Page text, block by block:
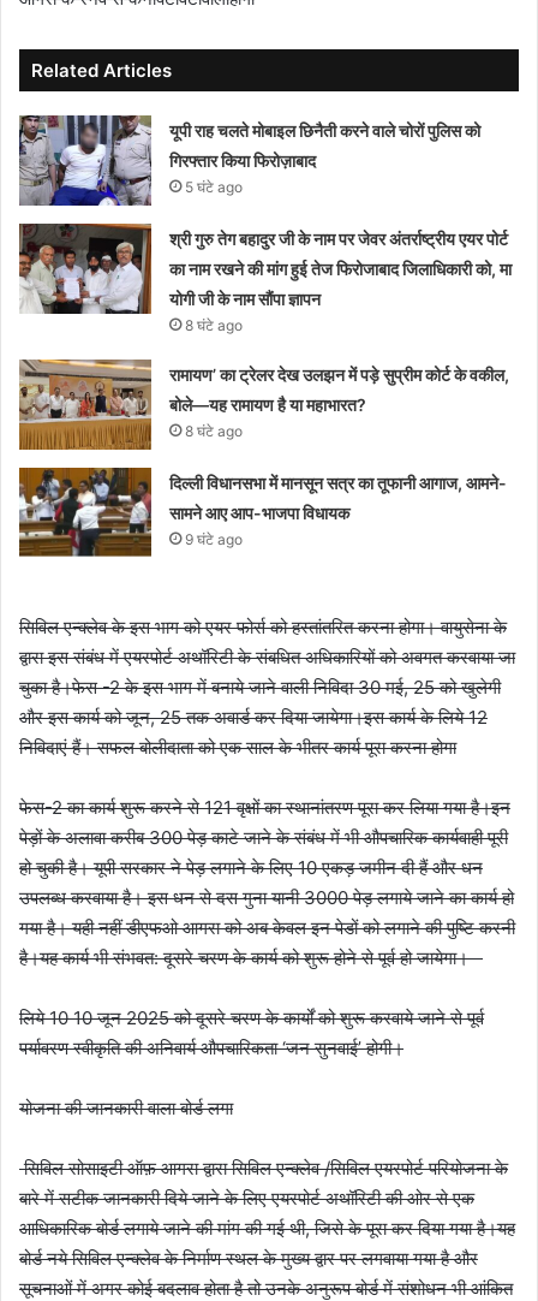
Related Articles
यूपी राह चलते मोबाइल छिनैती करने वाले चोरों पुलिस को
गिरफ्तार किया फिरोज़ाबाद
5 घंटे ago
श्री गुरु तेग बहादुर जी के नाम पर जेवर अंतर्राष्ट्रीय एयर पोर्ट
का नाम रखने की मांग हुई तेज फिरोजाबाद जिलाधिकारी को, मा
योगी जी के नाम सौंपा ज्ञापन
8 घंटे ago
रामायण’ का ट्रेलर देख उलझन में पड़े सुप्रीम कोर्ट के वकील,
बोले—यह रामायण है या महाभारत?
8 घंटे ago
दिल्ली विधानसभा में मानसून सत्र का तूफानी आगाज, आमने-
सामने आए आप-भाजपा विधायक
9 घंटे ago
सिविल एन्क्लेव के इस भाग को एयर फोर्स को हस्तांतरित करना होगा। वायुसेना के
द्वारा इस संबंध में एयरपोर्ट अथॉरिटी के संबधित अधिकारियों को अवगत करवाया जा
चुका है।फेस -2 के इस भाग में बनाये जाने वाली निविदा 30 मई, 25 को खुलेगी
और इस कार्य को जून, 25 तक अवार्ड कर दिया जायेगा।इस कार्य के लिये 12
निविदाएं हैं। सफल बोलीदाता को एक साल के भीतर कार्य पूरा करना होगा
फेस-2 का कार्य शुरू करने से 121 वृक्षों का स्थानांतरण पूरा कर लिया गया है।इन
पेड़ों के अलावा करीब 300 पेड़ काटे जाने के संबंध में भी औपचारिक कार्यवाही पूरी
हो चुकी है। यूपी सरकार ने पेड़ लगाने के लिए 10 एकड़ जमीन दी हैं और धन
उपलब्ध करवाया है। इस धन से दस गुना यानी 3000 पेड़ लगाये जाने का कार्य हो
गया है। यही नहीं डीएफओ आगरा को अब केवल इन पेडों को लगाने की पुष्टि करनी
है।यह कार्य भी संभवत: दूसरे चरण के कार्य को शुरू होने से पूर्व हो जायेगा।
लिये 10 10 जून 2025 को दूसरे चरण के कार्यों को शुरू करवाये जाने से पूर्व
पर्यावरण स्वीकृति की अनिवार्य औपचारिकता ‘जन सुनवाई’ होगी।
योजना की जानकारी वाला बोर्ड लगा
सिविल सोसाइटी ऑफ़ आगरा द्वारा सिविल एन्क्लेव /सिविल एयरपोर्ट परियोजना के
बारे में सटीक जानकारी दिये जाने के लिए एयरपोर्ट अथॉरिटी की ओर से एक
आधिकारिक बोर्ड लगाये जाने की मांग की गई थी, जिसे के पूरा कर दिया गया है।यह
बोर्ड नये सिविल एन्क्लेव के निर्माण स्थल के मुख्य द्वार पर लगवाया गया है और
सूचनाओं में अगर कोई बदलाव होता है तो उनके अनुरूप बोर्ड में संशोधन भी आंकित